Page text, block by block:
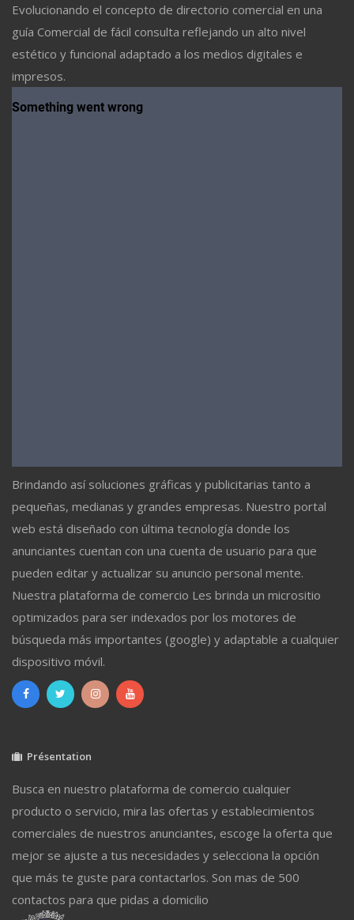
Evolucionando el concepto de directorio comercial en una
guía Comercial de fácil consulta reflejando un alto nivel
estético y funcional adaptado a los medios digitales e
impresos.
Brindando así soluciones gráficas y publicitarias tanto a
pequeñas, medianas y grandes empresas. Nuestro portal
web está diseñado con última tecnología donde los
anunciantes cuentan con una cuenta de usuario para que
pueden editar y actualizar su anuncio personal mente.
Nuestra plataforma de comercio Les brinda un micrositio
optimizados para ser indexados por los motores de
búsqueda más importantes (google) y adaptable a cualquier
dispositivo móvil.
Présentation
Busca en nuestro plataforma de comercio cualquier
producto o servicio, mira las ofertas y establecimientos
comerciales de nuestros anunciantes, escoge la oferta que
mejor se ajuste a tus necesidades y selecciona la opción
que más te guste para contactarlos. Son mas de 500
contactos para que pidas a domicilio